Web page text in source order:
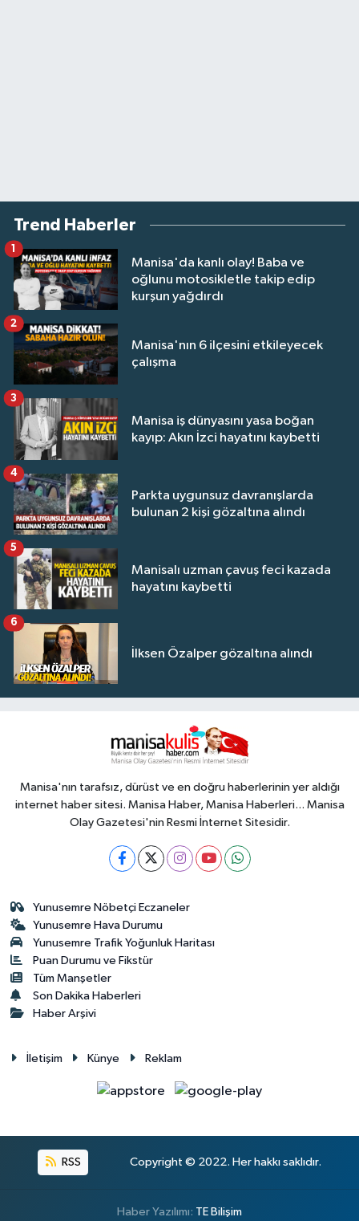
Trend Haberler
Manisa'da kanlı olay! Baba ve
oğlunu motosikletle takip edip
kurşun yağdırdı
1
Manisa'nın 6 ilçesini etkileyecek
çalışma
2
Manisa iş dünyasını yasa boğan
kayıp: Akın İzci hayatını kaybetti
3
Parkta uygunsuz davranışlarda
bulunan 2 kişi gözaltına alındı
4
Manisalı uzman çavuş feci kazada
hayatını kaybetti
5
İlksen Özalper gözaltına alındı
6
Manisa'nın tarafsız, dürüst ve en doğru haberlerinin yer aldığı
internet haber sitesi. Manisa Haber, Manisa Haberleri... Manisa
Olay Gazetesi'nin Resmi İnternet Sitesidir.
Yunusemre Nöbetçi Eczaneler
Yunusemre Hava Durumu
Yunusemre Trafik Yoğunluk Haritası
Puan Durumu ve Fikstür
Tüm Manşetler
Son Dakika Haberleri
Haber Arşivi
İletişim Künye Reklam
RSS Copyright © 2022. Her hakkı saklıdır.
Haber Yazılımı: TE Bilişim